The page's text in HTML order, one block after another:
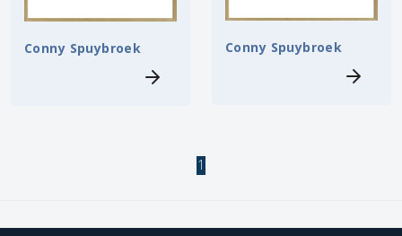
Conny Spuybroek Conny Spuybroek
1